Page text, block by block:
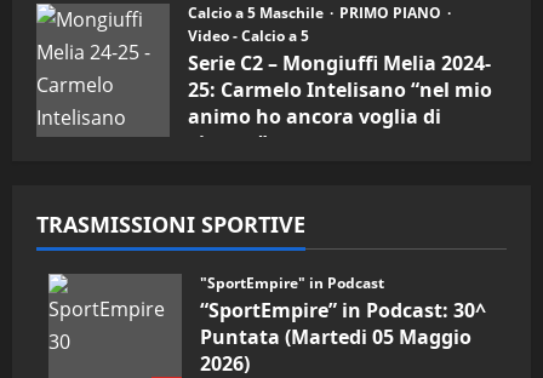
11/09/2024
Calcio a 5 Maschile
PRIMO PIANO
Video - Calcio a 5
Serie C2 – Mongiuffi Melia 2024-
25: Carmelo Intelisano “nel mio
animo ho ancora voglia di
vincere”
TRASMISSIONI SPORTIVE
"SportEmpire" in Podcast
“SportEmpire” in Podcast: 30^
Puntata (Martedi 05 Maggio
2026)